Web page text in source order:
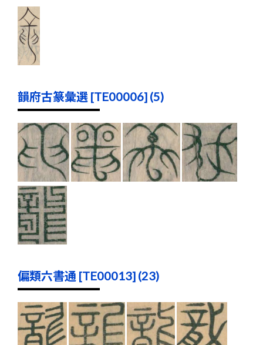
韻府古篆彙選 [TE00006] (5)
偏類六書通 [TE00013] (23)